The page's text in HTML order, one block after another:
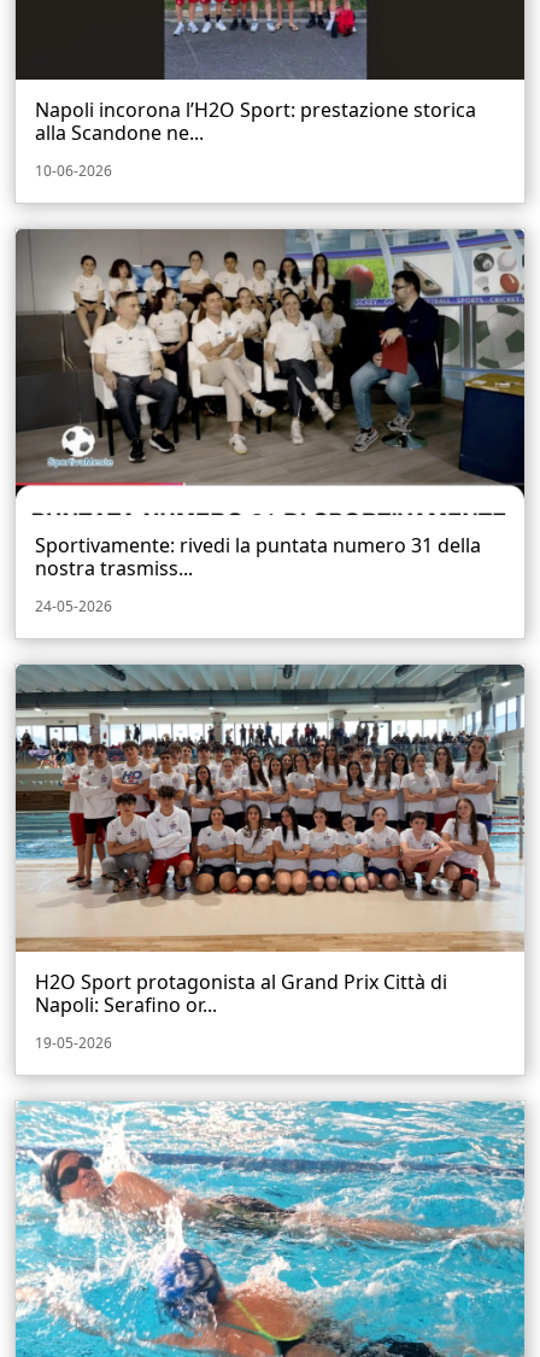
Napoli incorona l’H2O Sport: prestazione storica
alla Scandone ne...
10-06-2026
Sportivamente: rivedi la puntata numero 31 della
nostra trasmiss...
24-05-2026
H2O Sport protagonista al Grand Prix Città di
Napoli: Serafino or...
19-05-2026